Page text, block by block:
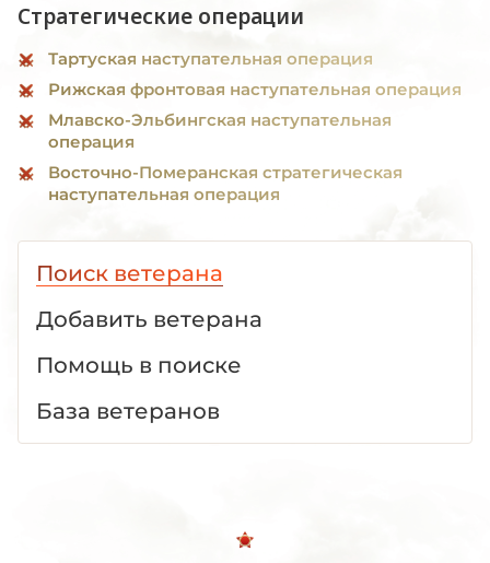
Стратегические операции
Тартуская наступательная операция
Рижская фронтовая наступательная операция
Млавско-Эльбингская наступательная
операция
Восточно-Померанская стратегическая
наступательная операция
Поиск ветерана
Добавить ветерана
Помощь в поиске
База ветеранов